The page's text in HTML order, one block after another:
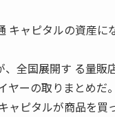
キャピタルの資産に
全国展開す る量販
ーの取りまとめだ。
ピタルが商品を買